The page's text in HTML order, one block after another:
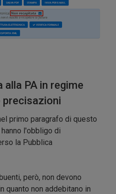
PA in regime
primo paragrafo di questo
l'obbligo di
la Pubblica
però, non devono
quanto non addebitano in